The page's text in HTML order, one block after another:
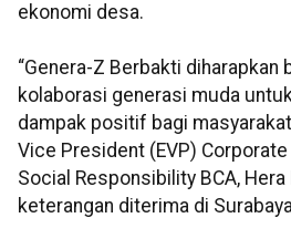
ekonomi desa.
“Genera-Z Berbakti diharapkan
kolaborasi generasi muda
dampak positif bagi
Vice President (EVP)
Social Responsibility BCA, Hera
keterangan diterima di